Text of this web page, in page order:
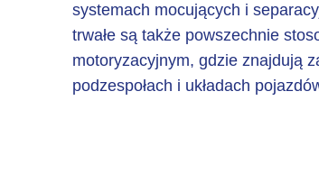
systemach mocujących i
trwałe są także powszechnie
motoryzacyjnym, gdzie znajdują
podzespołach i układach